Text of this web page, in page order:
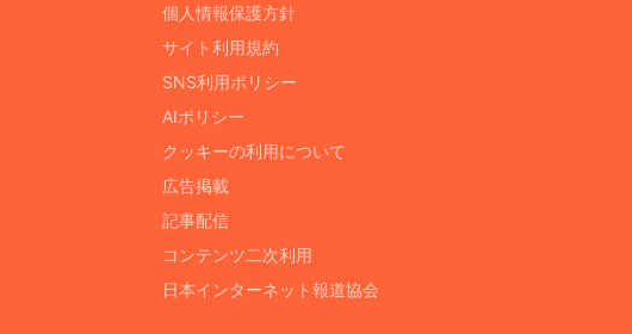
個人情報保護方針
サイト利用規約
SNS利用ポリシー
AIポリシー
クッキーの利用について
広告掲載
記事配信
コンテンツ二次利用
日本インターネット報道協会